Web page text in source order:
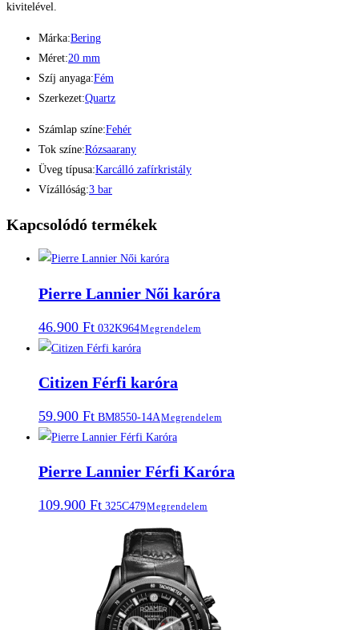
kivitelével.
Márka:Bering
Méret:20 mm
Szíj anyaga:Fém
Szerkezet:Quartz
Számlap színe:Fehér
Tok színe:Rózsaarany
Üveg típusa:Karcálló zafírkristály
Vízállóság:3 bar
Kapcsolódó termékek
Pierre Lannier Női karóra
46.900 Ft 032K964Megrendelem
Citizen Férfi karóra
59.900 Ft BM8550-14AMegrendelem
Pierre Lannier Férfi Karóra
109.900 Ft 325C479Megrendelem